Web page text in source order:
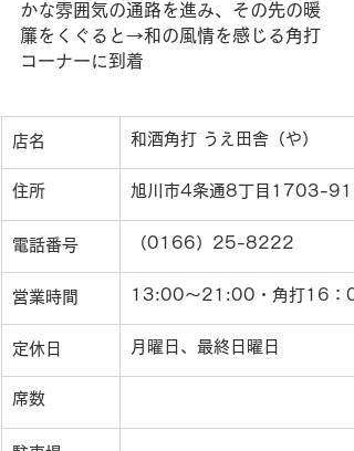
かな雰囲気の通路を進み、その先の暖
簾をくぐると→和の風情を感じる角打
コーナーに到着
店名 和酒角打 うえ田舎（や）
住所 旭川市4条通8丁目1703-91
電話番号 （0166）25-8222
営業時間 13:00～21:00・角打16：
定休日 月曜日、最終日曜日
席数